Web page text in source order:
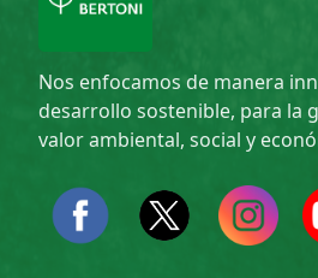
Nos enfocamos de manera
desarrollo sostenible, para la
valor ambiental, social y